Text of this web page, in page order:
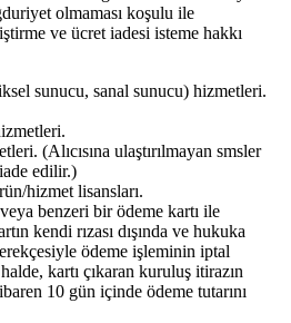
olmaması koşulu ile
ve ücret iadesi isteme hakkı
sunucu, sanal sunucu) hizmetleri.
(Alıcısına ulaştırılmayan smsler
edilir.)
hizmet lisansları.
benzeri bir ödeme kartı ile
kendi rızası dışında ve hukuka
ödeme işleminin iptal
kartı çıkaran kuruluş itirazın
10 gün içinde ödeme tutarını